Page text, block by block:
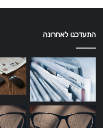
התעדכנו לאחרונה